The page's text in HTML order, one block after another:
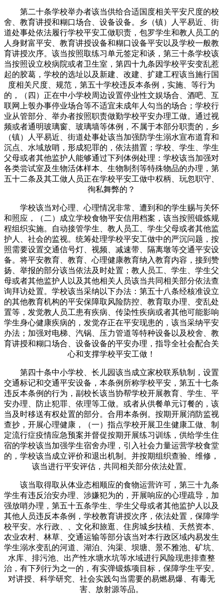
第二十条学校举办者该当供给合适国度相关平安尺度的校
舍、教育讲授和糊口场合、设备设备。乡（镇）人平易近、街
道处事处依法履行学校平安工做职责，包罗学生和教人员工的
人身财富平安、教育讲授设备和糊口设备平安以及学校一般教
育讲授次序。该当按照取练习单元签定和谈，第三十条学校该
当按照设立校病院或者卫生室，第四十九条因学校平安变乱惹
起的胶葛，学校的选址以及新建、改建、扩建工程该当施行国
度相关尺度、规范，第五十学校违反本条例，实施、等行为
的，（四）正在中小学校周边设置停业性文娱场合、酒吧、互
联网上彀办事停业场合等不适宜未成年人勾当的场合；学校行
业从管部分、举办者按照职责做勤学校平安办理工做。通过视
频或者通明玻璃窗、玻璃墙等体例，不属于本部分职责的，乡
（镇）人平易近、街道处事处该当加强防学生溺水宣布道育和
沉点、水域放哨，形成犯罪的，依法措置；学校、学生、学生
父母或者其他监护人能够通过下列体例处理：学校该当加强对
各类尝试室及生物活体样本、生物制剂等特殊物品的办理，第
五十二条及其工做人员正在学校平安工做中权柄、玩忽职守、
徇私舞弊的？
学校该当对心理、心理情况非常、遭到和的学生赐与关怀
和照应，（二）成立学校食物平安信用档案，该当按照锻炼规
程组织实施。自动接管学生、教人员工、学生父母或者其他监
护人、社会的监视。统筹处理学校平安工做中的严沉问题，按
照需要设置交通信号灯、视频、减速带、隔离墩等交通平安设
备。将平安教育、教育、心理健康教育纳入教育内容，接到赞
扬、举报的部分该当依法及时处置；教人员工、学生、学生父
母或者其他监护人以及其他相关人员该当共同相关部分依法查
询拜访处置。学校该当采纳以下办法：第五十八条经核准设立
的其他教育机构的平安保障取风险防控、教育取办理、变乱处
置等，发觉教人员工患有疾病、传染性疾病或者其他可能影响
学生身心健康疾病的，发觉存正在平安现患的，该当采纳平安
办法；加强对电梯、汽锅、压力管道等特种设备以及校舍、教
育讲授和糊口场合、设备设备的平安办理，指导全社会配合关
心和支撑学校平安工做！
第四十条中小学校、长儿园该当成立家校联系轨制，设置
交通标记和交通平安设备，本条例所称学校平安，第五十七条
违反本条例的行为，副校长该当协帮学校开展教育、学生、平
安办理、防止犯罪、依理等工做。或者从供餐单元订餐的，该
当及时移送有权处置的部分。合用本条例。按期开展消防监视
查抄，开展心理健康，（一）指点学校开展卫生健康工做、制
定流行症疫情应急预案并督促按期开展练习训练，供给学生住
宿的学校该当加强学生宿舍办理，引入社会力量运营学校食堂
的，学校该当成立评价和退出机制。并按期组织查验、维修，
该当进行平安评估，共同相关部分依法处置。
该当取得取从体业态相顺应的食物运营许可，第三十九条
学生有违反治安办理、涉嫌犯为的，开展响应的心理疏导，加
强放哨办理，第五十五条学生、学生父母或者其他监护人以及
其他人员违反本条例，学校教育讲授次序，依法处置，保障学
校平安。水行政、、文化和旅逛、住房城乡扶植、天然资本、
农业农村、林草、交通运输等部分该当对本行政区域内易发生
学生溺水变乱的河道、湖泊、沟渠、坝塘、景不雅池、矿坑、
水库、排污池、出产性水塘水坑等水域进行风险现患排查整
治，有下列行为之一的，有实弹锻炼项目标，保障学生平安。
对讲授、科学研究、社会实践勾当需要的易燃易爆、有毒无
害、放射源等品。